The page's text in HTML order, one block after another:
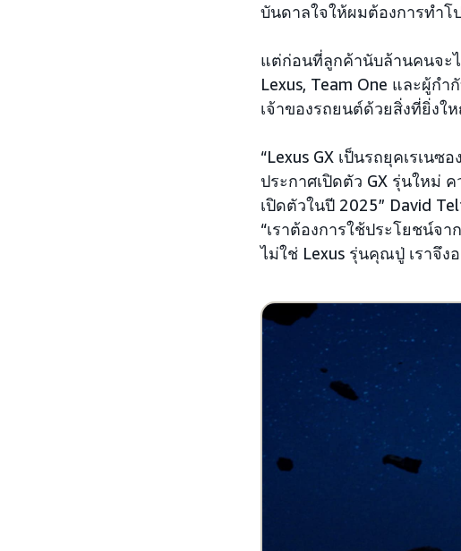
บันดาลใจให้ผมต้องการทำโ
แต่ก่อนที่ลูกค้านับล้านคนจะ
Lexus, Team One และผู้ก
เจ้าของรถยนต์ด้วยสิ่งที่ยิ่ง
“Lexus GX เป็นรถยุคเรเน
ประกาศเปิดตัว GX รุ่นใหม่
เปิดตัวในปี 2025” David
“เราต้องการใช้ประโยชน์
ไม่ใช่ Lexus รุ่นคุณปู่ เราจึ